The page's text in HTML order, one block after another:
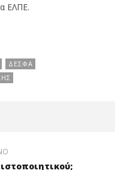
ΕΛΠΕ.
ΔΕΣΦΑ